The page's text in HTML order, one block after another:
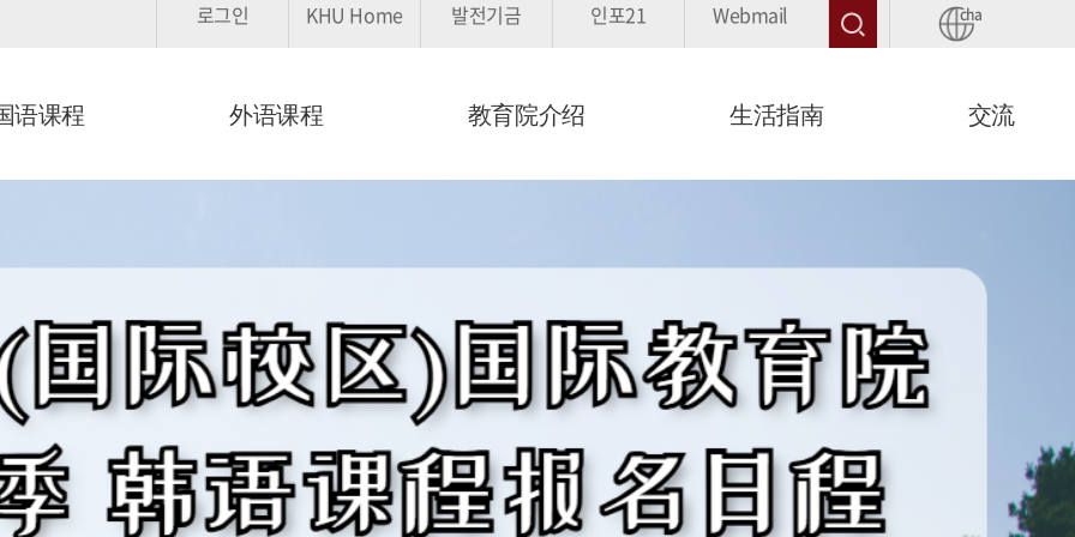
로그인 KHU Home 발전기금 인포21 Webmail
검색창 열기 cha
语课程 外语课程 教育院介绍 生活指南 交流